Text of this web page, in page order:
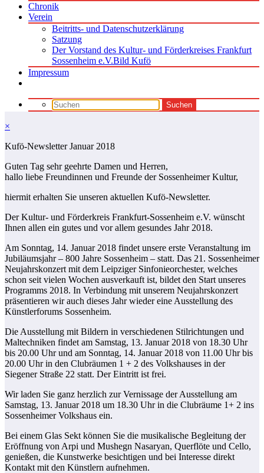
Chronik
Verein
Beitritts- und Datenschutzerklärung
Satzung
Der Vorstand des Kultur- und Förderkreises Frankfurt
Sossenheim e.V.Bild Kufö
Impressum
×
Kufö-Newsletter Januar 2018
Guten Tag sehr geehrte Damen und Herren,
hallo liebe Freundinnen und Freunde der Sossenheimer Kultur,
hiermit erhalten Sie unseren aktuellen Kufö-Newsletter.
Der Kultur- und Förderkreis Frankfurt-Sossenheim e.V. wünscht
Ihnen allen ein gutes und vor allem gesundes Jahr 2018.
Am Sonntag, 14. Januar 2018 findet unsere erste Veranstaltung im
Jubiläumsjahr – 800 Jahre Sossenheim – statt. Das 21. Sossenheimer
Neujahrskonzert mit dem Leipziger Sinfonieorchester, welches
schon seit vielen Wochen ausverkauft ist, bildet den Start unseres
Programms 2018. In Verbindung mit unserem Neujahrskonzert
präsentieren wir auch dieses Jahr wieder eine Ausstellung des
Künstlerforums Sossenheim.
Die Ausstellung mit Bildern in verschiedenen Stilrichtungen und
Maltechniken findet am Samstag, 13. Januar 2018 von 18.30 Uhr
bis 20.00 Uhr und am Sonntag, 14. Januar 2018 von 11.00 Uhr bis
20.00 Uhr in den Clubräumen 1 + 2 des Volkshauses in der
Siegener Straße 22 statt. Der Eintritt ist frei.
Wir laden Sie ganz herzlich zur Vernissage der Ausstellung am
Samstag, 13. Januar 2018 um 18.30 Uhr in die Clubräume 1+ 2 ins
Sossenheimer Volkshaus ein.
Bei einem Glas Sekt können Sie die musikalische Begleitung der
Eröffnung von Arpi und Mushegn Nasaryan, Querflöte und Cello,
genießen, die Kunstwerke besichtigen und bei Interesse direkt
Kontakt mit den Künstlern aufnehmen.